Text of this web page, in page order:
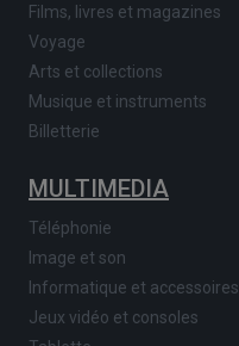
Films, livres et magazines
Voyage
Arts et collections
Musique et instruments
Billetterie
MULTIMEDIA
Téléphonie
Image et son
Informatique et accessoires
Jeux vidéo et consoles